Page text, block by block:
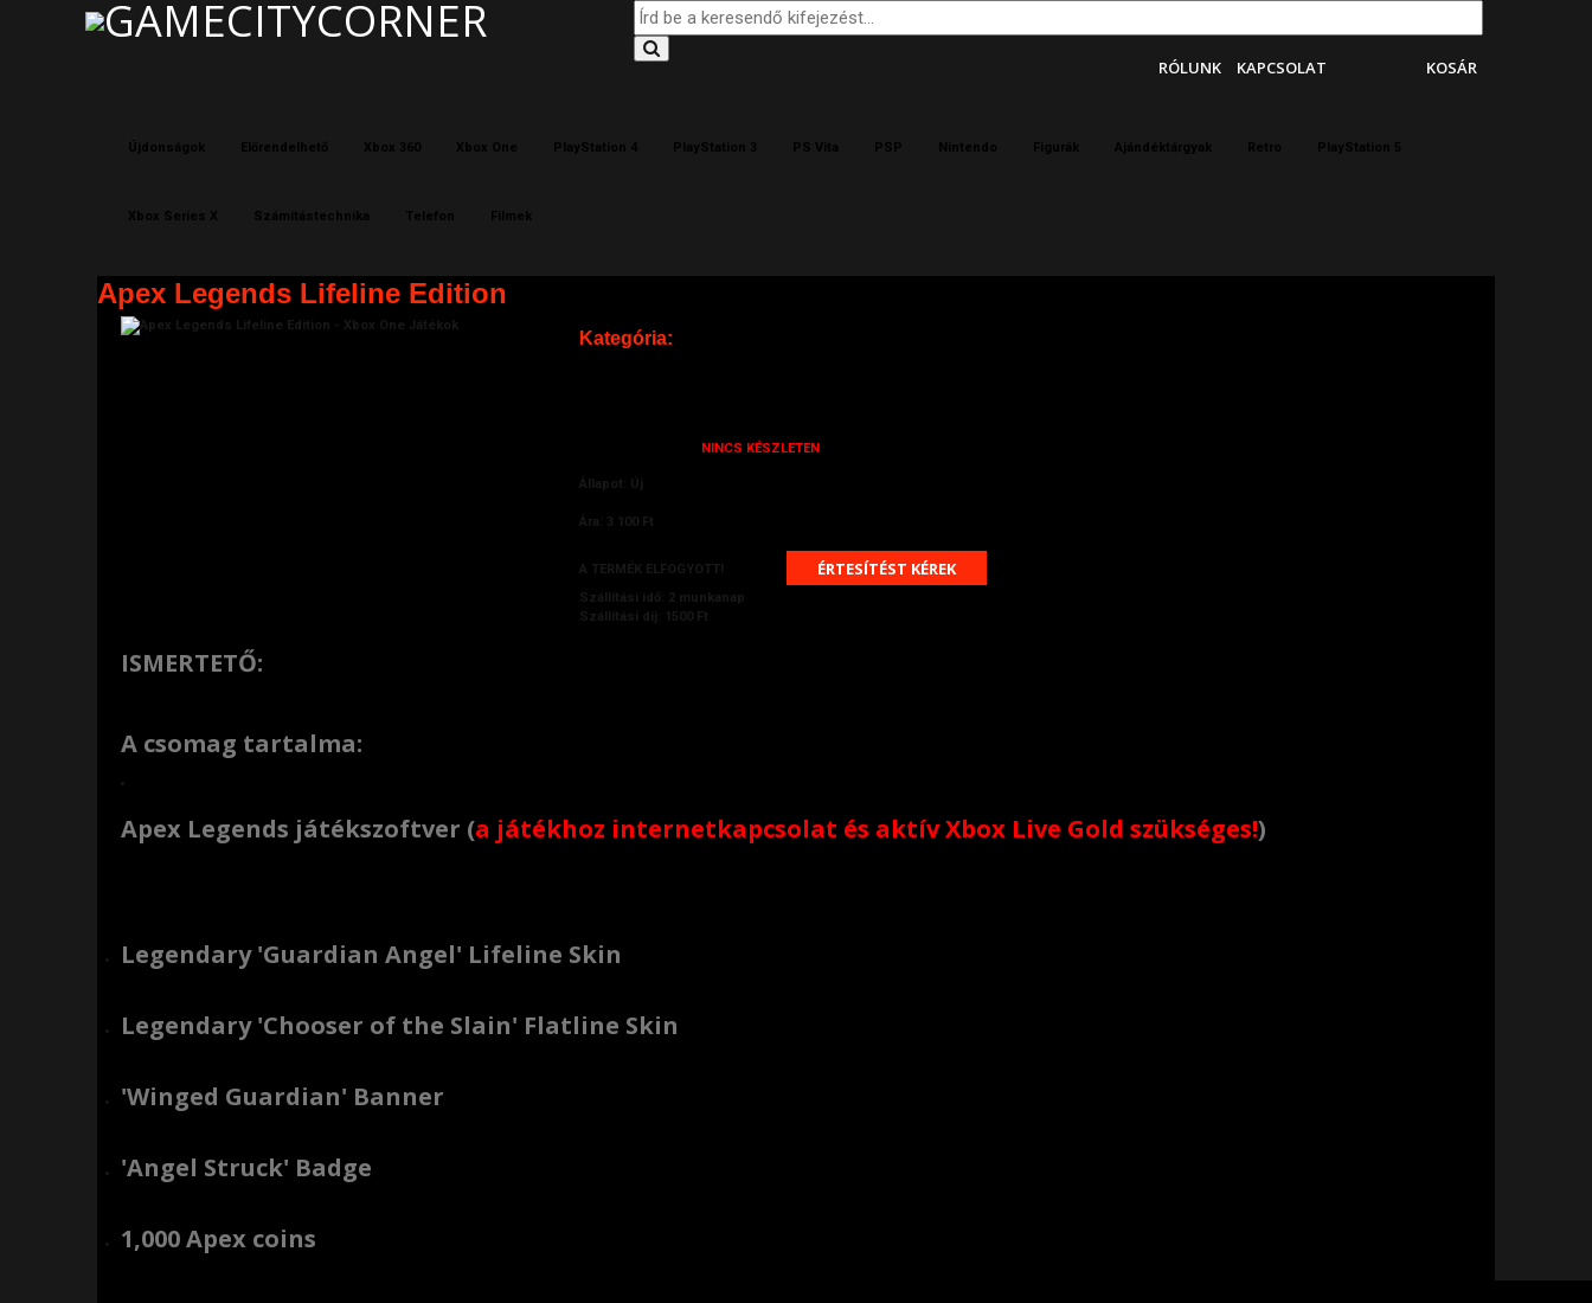
RÓLUNK KAPCSOLAT KOSÁR
Újdonságok Előrendelhető Xbox 360 Xbox One PlayStation 4 PlayStation 3 PS Vita PSP Nintendo Figurák Ajándéktárgyak Retro PlayStation 5
Xbox Series X Számítástechnika Telefon Filmek
Apex Legends Lifeline Edition
Kategória:
NINCS KÉSZLETEN
Állapot: Új
Ára: 3 100 Ft
A TERMÉK ELFOGYOTT! ÉRTESÍTÉST KÉREK
Szállítási idő: 2 munkanap
Szállítási díj: 1500 Ft
ISMERTETŐ:
A csomag tartalma:
Apex Legends játékszoftver (a játékhoz internetkapcsolat és aktív Xbox Live Gold szükséges!)
Legendary 'Guardian Angel' Lifeline Skin
Legendary 'Chooser of the Slain' Flatline Skin
'Winged Guardian' Banner
'Angel Struck' Badge
1,000 Apex coins